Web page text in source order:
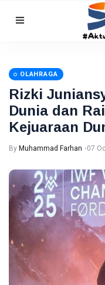
Natuna
Direhabilitasi
dengan
Bantuan
Kementerian
PKP
07 Aug,
2026
views
RIAU
SKK
PHR dan
Perkuat
Sinergi
Lindungi
Aset
Negara
Nasional
2026
BINTAN
Pemkab
Bintan
38
OLAHRAGA
Rizki
Dunia dan
Kejuaraan
By Muhammad Farhan 07